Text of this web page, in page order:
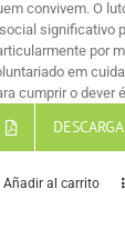
convivem. O
significativo
por
em
cumprir o dever
Añadir al carrito